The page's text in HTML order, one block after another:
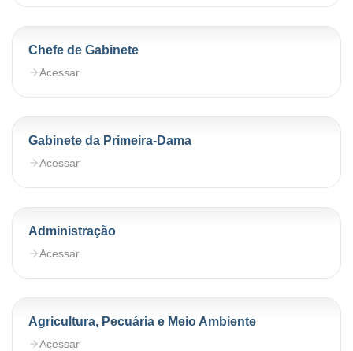
Chefe de Gabinete
Acessar
Gabinete da Primeira-Dama
Acessar
Administração
Acessar
Agricultura, Pecuária e Meio Ambiente
Acessar